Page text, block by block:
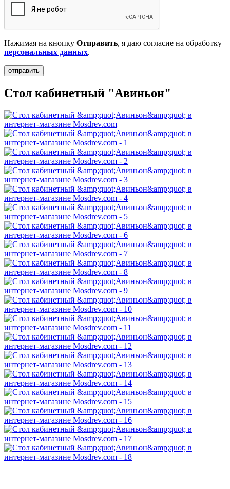
Нажимая на кнопку Отправить, я даю согласие на обработку
персональных данных.
Стол кабинетный "Авиньон"